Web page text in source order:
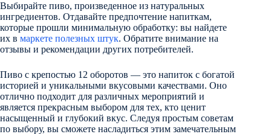
Выбирайте пиво, произведенное из натуральных
ингредиентов. Отдавайте предпочтение напиткам,
которые прошли минимальную обработку: вы найдете
их в маркете полезных штук. Обратите внимание на
отзывы и рекомендации других потребителей.
Пиво с крепостью 12 оборотов — это напиток с богатой
историей и уникальными вкусовыми качествами. Оно
отлично подходит для различных мероприятий и
является прекрасным выбором для тех, кто ценит
насыщенный и глубокий вкус. Следуя простым советам
по выбору, вы сможете насладиться этим замечательным